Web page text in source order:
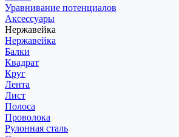
Уравнивание потенциалов
Аксессуары
Нержавейка
Нержавейка
Балки
Квадрат
Круг
Лента
Лист
Полоса
Проволока
Рулонная сталь